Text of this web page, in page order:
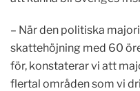
– När den politiska
skattehöjning med 60
för, konstaterar vi att
flertal områden som vi